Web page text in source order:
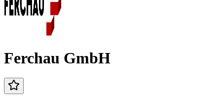
Ferchau GmbH